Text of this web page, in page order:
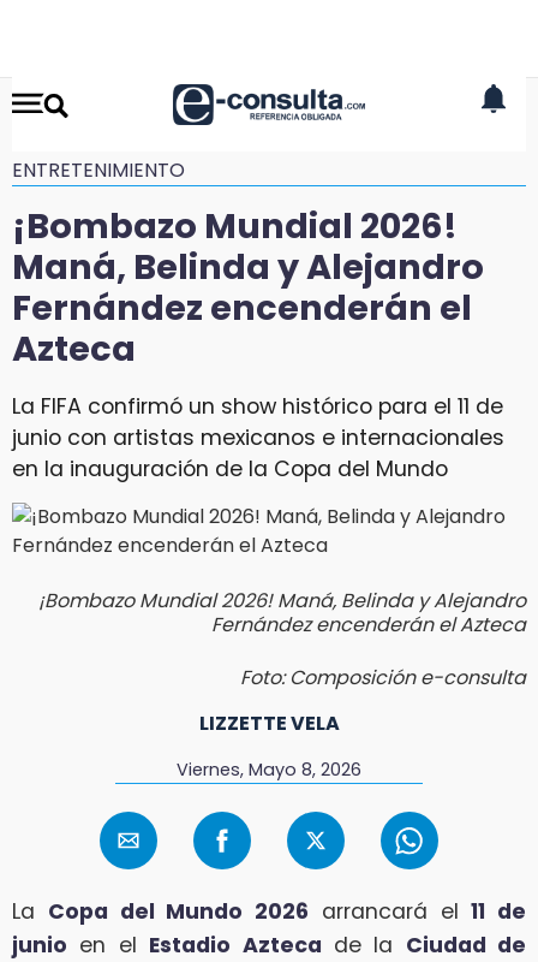
ENTRETENIMIENTO
¡Bombazo Mundial 2026!
Maná, Belinda y Alejandro
Fernández encenderán el
Azteca
La FIFA confirmó un show histórico para el 11 de
junio con artistas mexicanos e internacionales
en la inauguración de la Copa del Mundo
¡Bombazo Mundial 2026! Maná, Belinda y Alejandro
Fernández encenderán el Azteca
Foto: Composición e-consulta
LIZZETTE VELA
Viernes, Mayo 8, 2026
La Copa del Mundo 2026 arrancará el11 de
junio en el Estadio Azteca de la Ciudad de